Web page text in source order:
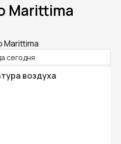
Marittima
Marittima
сегодня
воздуха